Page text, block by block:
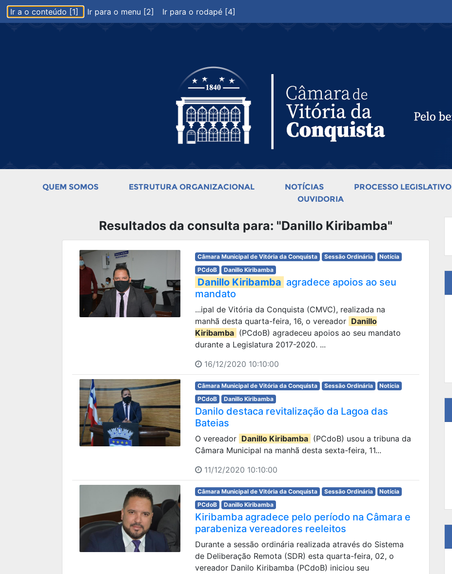
Ir a o conteúdo [1] Ir para o menu [2] Ir para o rodapé [4]
QUEM SOMOS ESTRUTURA ORGANIZACIONAL NOTÍCIAS PROCESSO LEGISLATIVO
OUVIDORIA
Resultados da consulta para: "Danillo Kiribamba"
Câmara Municipal de Vitória da Conquista Sessão Ordinária
Notícia
PCdoB
Danillo Kiribamba
Danillo Kiribamba agradece apoios ao seu
mandato
...ipal de Vitória da Conquista (CMVC), realizada na
manhã desta quarta-feira, 16, o vereador Danillo
Kiribamba (PCdoB) agradeceu apoios ao seu mandato
durante a Legislatura 2017-2020. ...
16/12/2020 10:10:00
Câmara Municipal de Vitória da Conquista Sessão Ordinária
Notícia
PCdoB
Danillo Kiribamba
Danilo destaca revitalização da Lagoa das
Bateias
O vereador Danillo Kiribamba (PCdoB) usou a tribuna da
Câmara Municipal na manhã desta sexta-feira, 11...
11/12/2020 10:10:00
Câmara Municipal de Vitória da Conquista Sessão Ordinária
Notícia
PCdoB
Danillo Kiribamba
Kiribamba agradece pelo período na Câmara e
parabeniza vereadores reeleitos
Durante a sessão ordinária realizada através do Sistema
de Deliberação Remota (SDR) esta quarta-feira, 02, o
vereador Danilo Kiribamba (PCdoB) iniciou seu